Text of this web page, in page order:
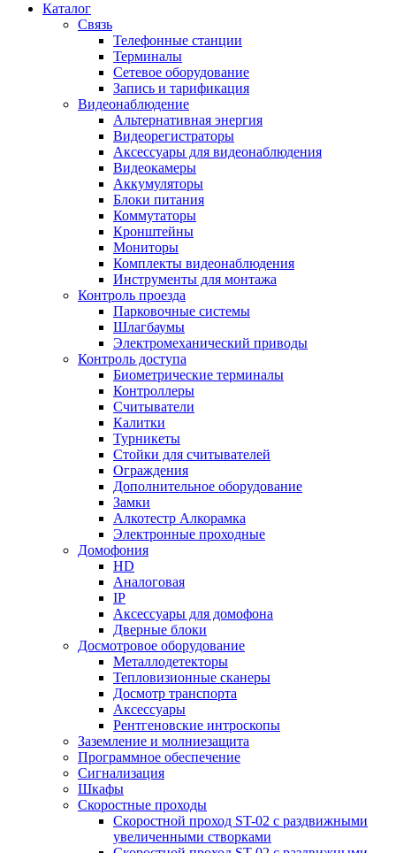
Каталог
Связь
Телефонные станции
Терминалы
Сетевое оборудование
Запись и тарификация
Видеонаблюдение
Альтернативная энергия
Видеорегистраторы
Аксессуары для видеонаблюдения
Видеокамеры
Аккумуляторы
Блоки питания
Коммутаторы
Кронштейны
Мониторы
Комплекты видеонаблюдения
Инструменты для монтажа
Контроль проезда
Парковочные системы
Шлагбаумы
Электромеханический приводы
Контроль доступа
Биометрические терминалы
Контроллеры
Считыватели
Калитки
Турникеты
Стойки для считывателей
Ограждения
Дополнительное оборудование
Замки
Алкотестр Алкорамка
Электронные проходные
Домофония
HD
Аналоговая
IP
Аксессуары для домофона
Дверные блоки
Досмотровое оборудование
Металлодетекторы
Тепловизионные сканеры
Досмотр транспорта
Аксессуары
Рентгеновские интроскопы
Заземление и молниезащита
Программное обеспечение
Сигнализация
Шкафы
Скоростные проходы
Скоростной проход ST-02 с раздвижными
увеличенными створками